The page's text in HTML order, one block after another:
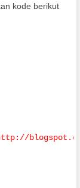
kode berikut